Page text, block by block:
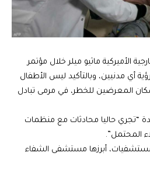
الأميركية ماثيو ميلر خلال مؤتمر
أي مدنيين، وبالتأكيد ليس الأطفال
المعرضين للخطر، في مرمى تبادل
“تجري حاليا محادثات مع منظمات
المحتمل”.
أبرزها مستشفى الشفاء